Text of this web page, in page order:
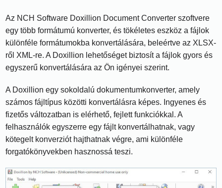
Az NCH Software Doxillion Document Converter szoftvere
egy több formátumú konverter, és tökéletes eszköz a fájlok
különféle formátumokba konvertálására, beleértve az XLSX-
ről XML-re. A Doxillion lehetőséget biztosít a fájlok gyors és
egyszerű konvertálására az Ön igényei szerint.
A Doxillion egy sokoldalú dokumentumkonverter, amely
számos fájltípus közötti konvertálásra képes. Ingyenes és
fizetős változatban is elérhető, fejlett funkciókkal. A
felhasználók egyszerre egy fájlt konvertálhatnak, vagy
kötegelt konverziót hajthatnak végre, ami különféle
forgatókönyvekben hasznossá teszi.